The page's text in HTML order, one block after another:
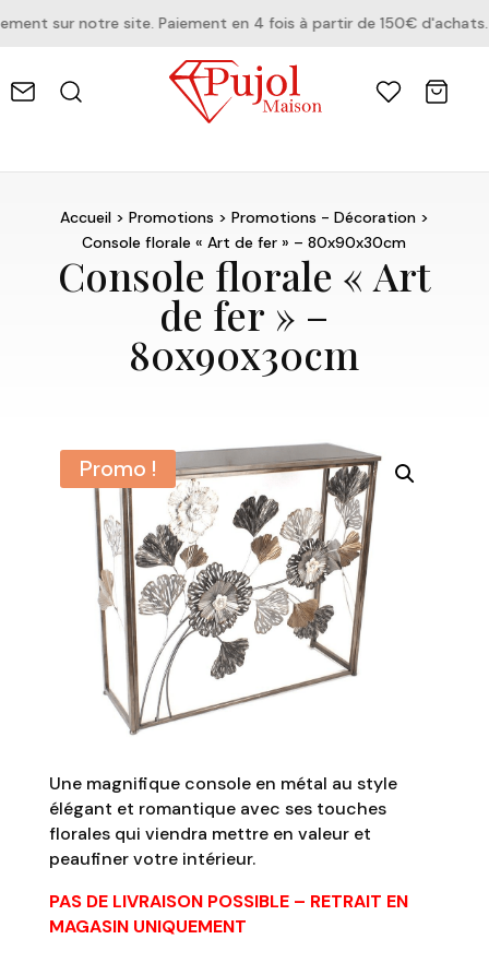
sur notre site. Paiement en 4 fois à partir de 150€ d'achats.
Accueil> Promotions > Promotions - Décoration>
Console florale « Art de fer » – 80x90x30cm
Console florale « Art
de fer » –
80x90x30cm
Promo !
Une magnifique console en métal au style
élégant et romantique avec ses touches
florales qui viendra mettre en valeur et
peaufiner votre intérieur.
PAS DE LIVRAISON POSSIBLE – RETRAIT EN
MAGASIN UNIQUEMENT